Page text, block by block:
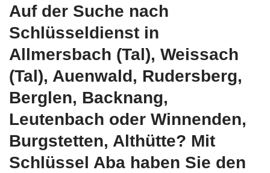
Auf der Suche nach
Schlüsseldienst in
Allmersbach (Tal), Weissach
(Tal), Auenwald, Rudersberg,
Berglen, Backnang,
Leutenbach oder Winnenden,
Burgstetten, Althütte? Mit
Schlüssel Aba haben Sie den